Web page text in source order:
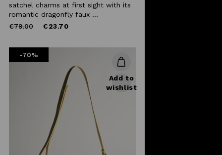
satchel charms at first sight with its
romantic dragonfly faux ...
Price
€79.00to €23.70
-70%
Add to
wishlist